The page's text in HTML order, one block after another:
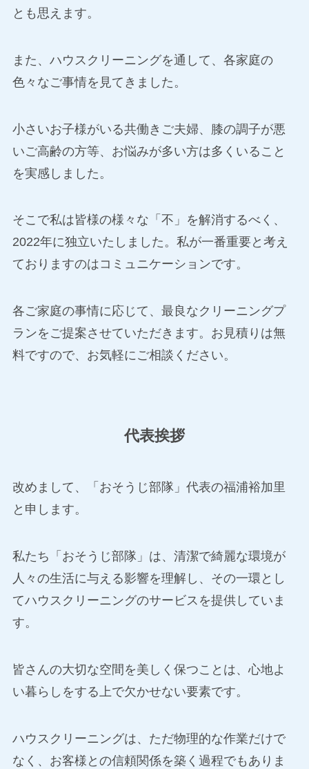
とも思えます。
また、ハウスクリーニングを通して、各家庭の
色々なご事情を見てきました。
小さいお子様がいる共働きご夫婦、膝の調子が悪
いご高齢の方等、お悩みが多い方は多くいること
を実感しました。
そこで私は皆様の様々な「不」を解消するべく、
2022年に独立いたしました。私が一番重要と考え
ておりますのはコミュニケーションです。
各ご家庭の事情に応じて、最良なクリーニングプ
ランをご提案させていただきます。お見積りは無
料ですので、お気軽にご相談ください。
代表挨拶
改めまして、「おそうじ部隊」代表の福浦裕加里
と申します。
私たち「おそうじ部隊」は、清潔で綺麗な環境が
人々の生活に与える影響を理解し、その一環とし
てハウスクリーニングのサービスを提供していま
す。
皆さんの大切な空間を美しく保つことは、心地よ
い暮らしをする上で欠かせない要素です。
ハウスクリーニングは、ただ物理的な作業だけで
なく、お客様との信頼関係を築く過程でもありま